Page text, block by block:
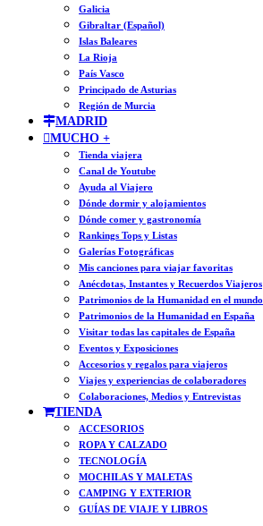
Galicia
Gibraltar (Español)
Islas Baleares
La Rioja
País Vasco
Principado de Asturias
Región de Murcia
MADRID
MUCHO +
Tienda viajera
Canal de Youtube
Ayuda al Viajero
Dónde dormir y alojamientos
Dónde comer y gastronomía
Rankings Tops y Listas
Galerías Fotográficas
Mis canciones para viajar favoritas
Anécdotas, Instantes y Recuerdos Viajeros
Patrimonios de la Humanidad en el mundo
Patrimonios de la Humanidad en España
Visitar todas las capitales de España
Eventos y Exposiciones
Accesorios y regalos para viajeros
Viajes y experiencias de colaboradores
Colaboraciones, Medios y Entrevistas
TIENDA
ACCESORIOS
ROPA Y CALZADO
TECNOLOGÍA
MOCHILAS Y MALETAS
CAMPING Y EXTERIOR
GUÍAS DE VIAJE Y LIBROS